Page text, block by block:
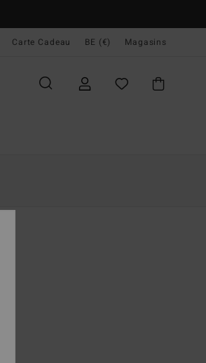
Carte Cadeau BE (€) Magasins